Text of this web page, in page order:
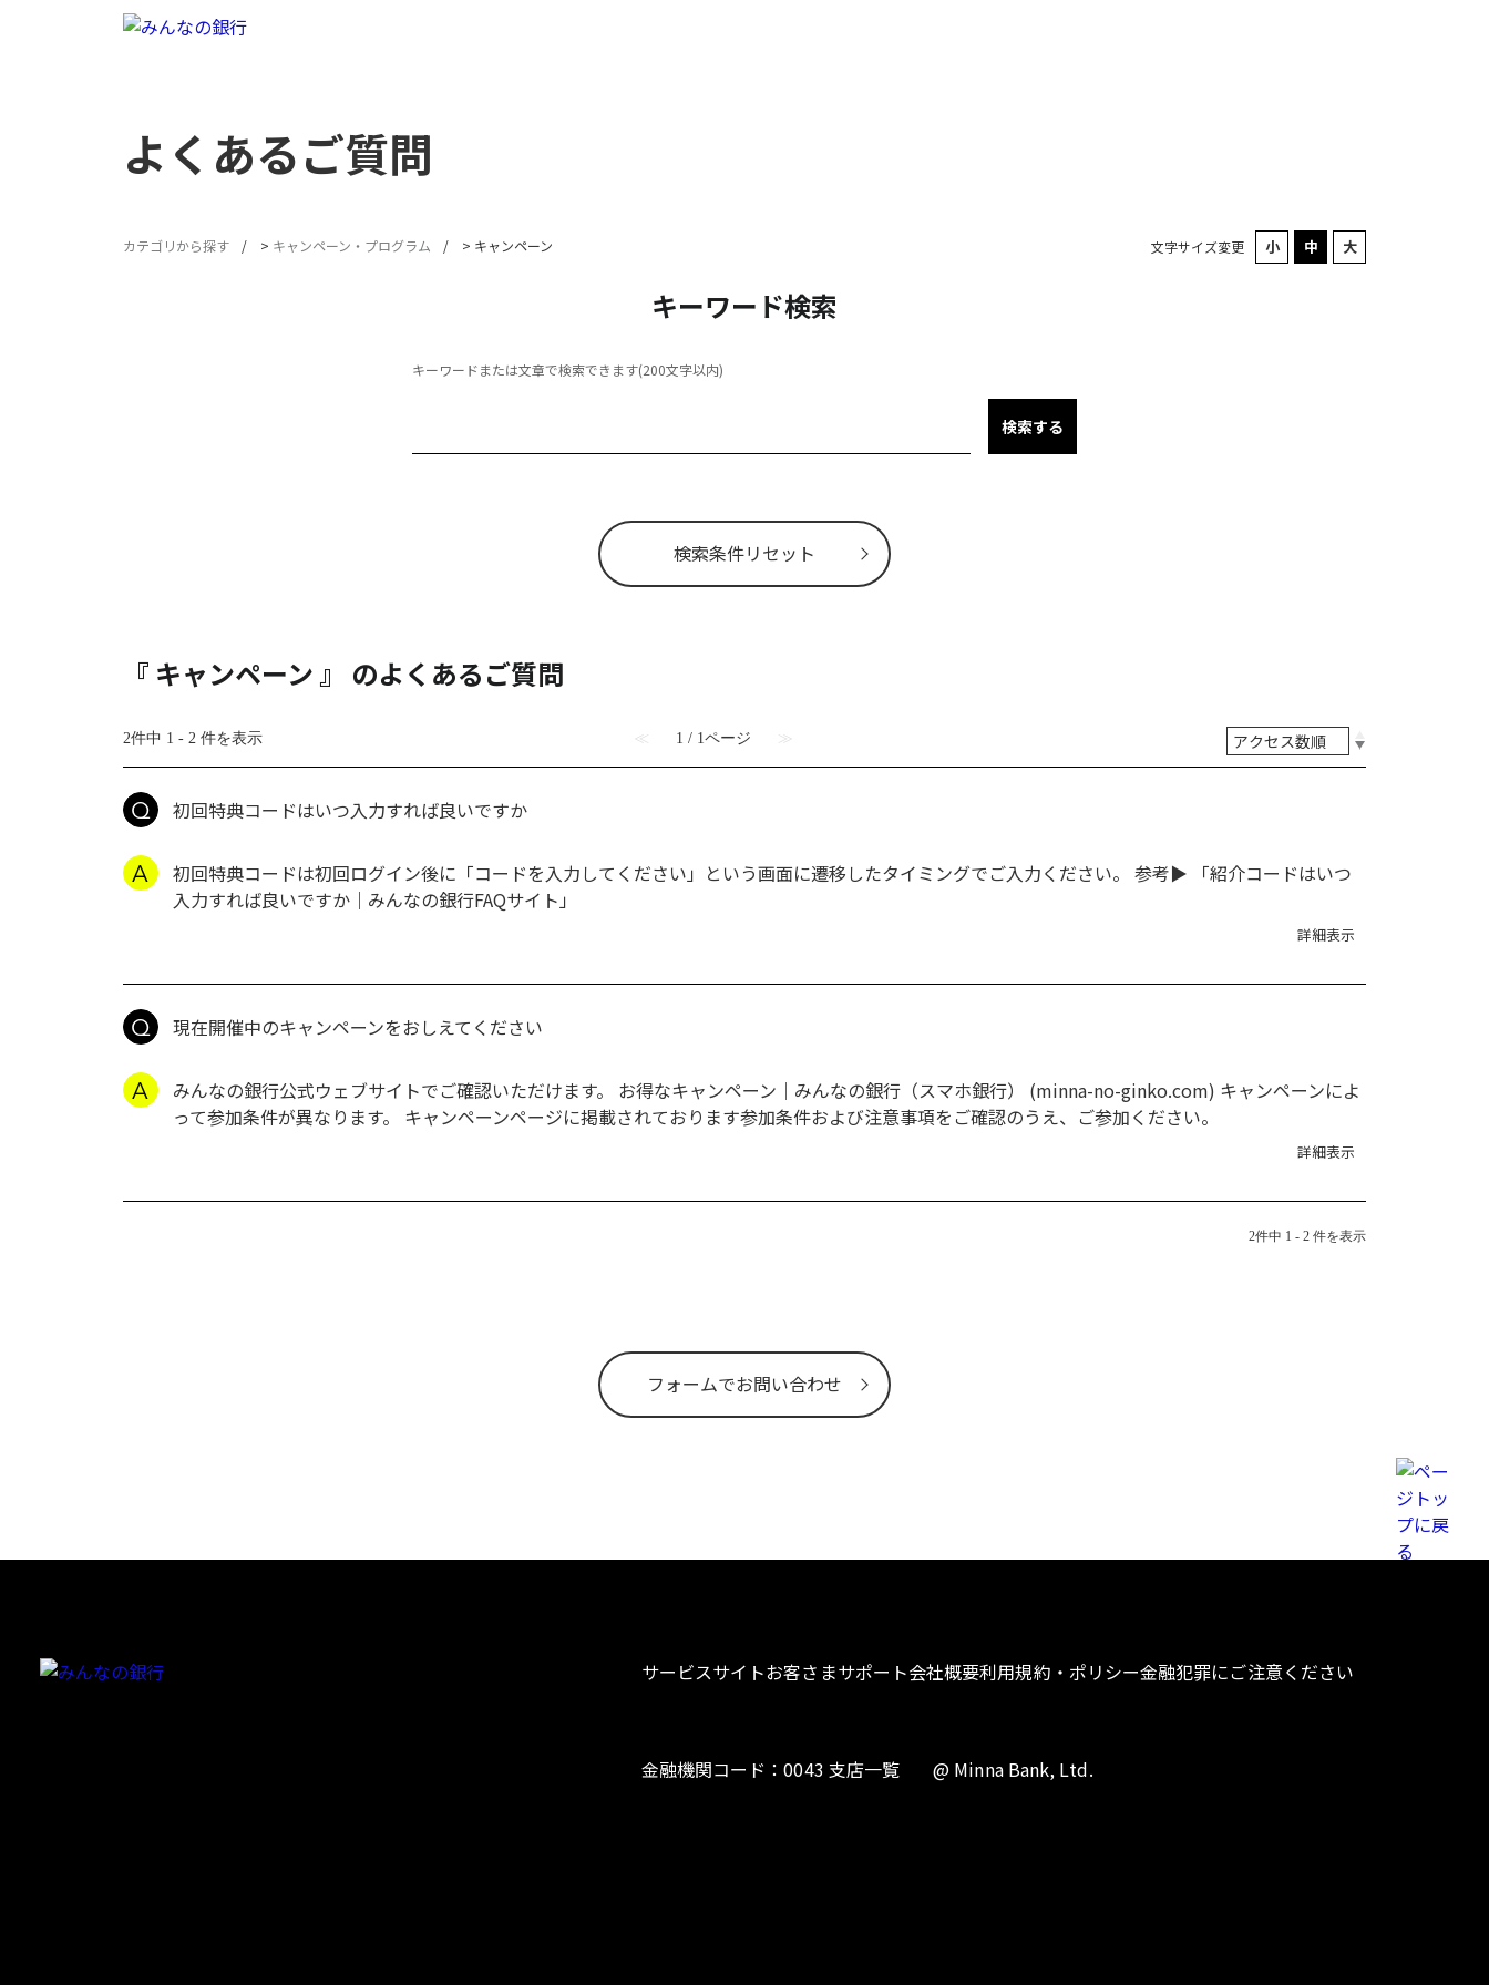
よくあるご質問
文字サイズ変更
カテゴリから探す > キャンペーン・プログラム > キャンペーン
キーワード検索
キーワードまたは文章で検索できます(200文字以内)
検索条件リセット
『 キャンペーン 』 のよくあるご質問
2件中 1 - 2 件を表示 ≪ 1 / 1ページ ≫
初回特典コードはいつ入力すれば良いですか
初回特典コードは初回ログイン後に「コードを入力してください」という画面に遷移したタイミングでご入力ください。 参考▶ 「紹介コードはいつ
入力すれば良いですか｜みんなの銀行FAQサイト」
詳細表示
現在開催中のキャンペーンをおしえてください
みんなの銀行公式ウェブサイトでご確認いただけます。 お得なキャンペーン｜みんなの銀行（スマホ銀行） (minna-no-ginko.com) キャンペーンによ
って参加条件が異なります。 キャンペーンページに掲載されております参加条件および注意事項をご確認のうえ、ご参加ください。
詳細表示
2件中 1 - 2 件を表示
フォームでお問い合わせ
サービスサイトお客さまサポート会社概要利用規約・ポリシー金融犯罪にご注意ください
金融機関コード：0043 支店一覧 @ Minna Bank, Ltd.